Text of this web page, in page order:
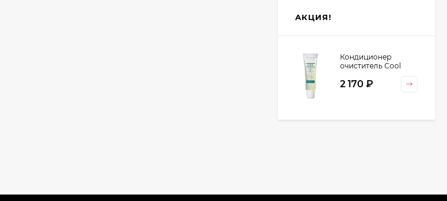
АКЦИЯ!
Кондиционер
очиститель Cool
Cosmetics, 130 гр
2 170 ₽